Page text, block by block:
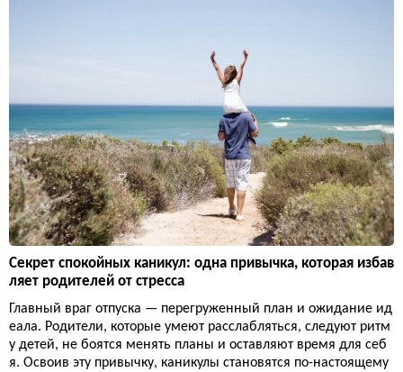
Секрет спокойных каникул: одна привычка, которая избав
ляет родителей от стресса
Главный враг отпуска — перегруженный план и ожидание ид
еала. Родители, которые умеют расслабляться, следуют ритм
у детей, не боятся менять планы и оставляют время для себ
я. Освоив эту привычку, каникулы становятся по-настоящему